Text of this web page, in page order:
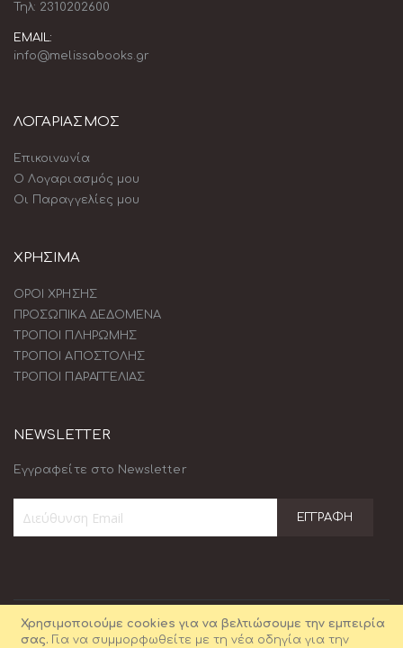
Χρησιμοποιούμε cookies για να βελτιώσουμε την εμπειρία
σας.
Για να συμμορφωθείτε με τη νέα οδηγία για την
Τηλ: 2310202600
EMAIL:
info@melissabooks.gr
ΛΟΓΑΡΙΑΣΜΟΣ
Επικοινωνία
Ο Λογαριασμός μου
Οι Παραγγελίες μου
ΧΡΗΣΙΜΑ
ΟΡΟΙ ΧΡΗΣΗΣ
ΠΡΟΣΩΠΙΚΑ ΔΕΔΟΜΕΝΑ
ΤΡΟΠΟΙ ΠΛΗΡΩΜΗΣ
ΤΡΟΠΟΙ ΑΠΟΣΤΟΛΗΣ
ΤΡΟΠΟΙ ΠΑΡΑΓΓΕΛΙΑΣ
NEWSLETTER
Εγγραφείτε στο Newsletter
Δελτίο:
ΕΓΓΡΑΦΉ